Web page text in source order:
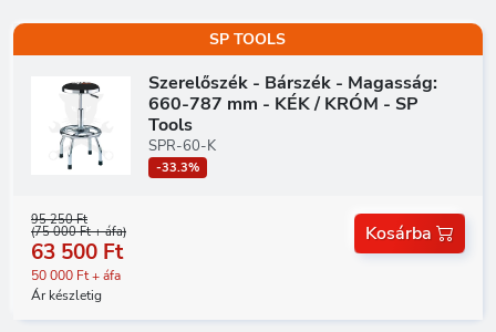
SP TOOLS
Szerelőszék - Bárszék - Magasság:
660-787 mm - KÉK / KRÓM - SP
Tools
SPR-60-K
-33.3%
95 250 Ft
(75 000 Ft + áfa)
63 500 Ft
50 000 Ft + áfa
Ár készletig
Kosárba